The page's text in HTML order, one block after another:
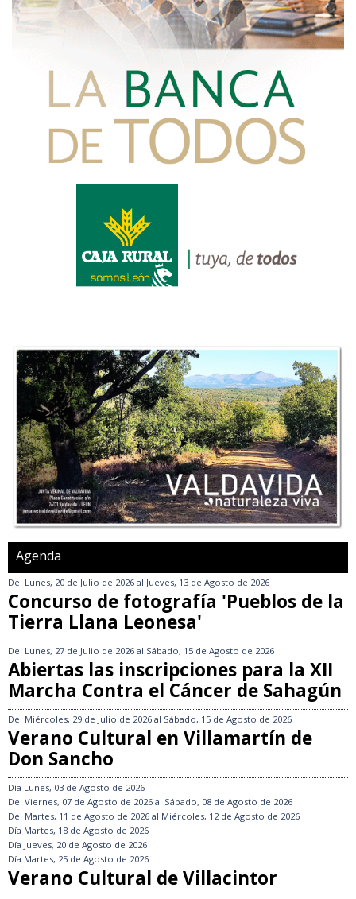
Agenda
Del Lunes, 20 de Julio de 2026 al Jueves, 13 de Agosto de 2026
Concurso de fotografía 'Pueblos de la
Tierra Llana Leonesa'
Del Lunes, 27 de Julio de 2026 al Sábado, 15 de Agosto de 2026
Abiertas las inscripciones para la XII
Marcha Contra el Cáncer de Sahagún
Del Miércoles, 29 de Julio de 2026 al Sábado, 15 de Agosto de 2026
Verano Cultural en Villamartín de
Don Sancho
Día Lunes, 03 de Agosto de 2026
Del Viernes, 07 de Agosto de 2026 al Sábado, 08 de Agosto de 2026
Del Martes, 11 de Agosto de 2026 al Miércoles, 12 de Agosto de 2026
Día Martes, 18 de Agosto de 2026
Día Jueves, 20 de Agosto de 2026
Día Martes, 25 de Agosto de 2026
Verano Cultural de Villacintor